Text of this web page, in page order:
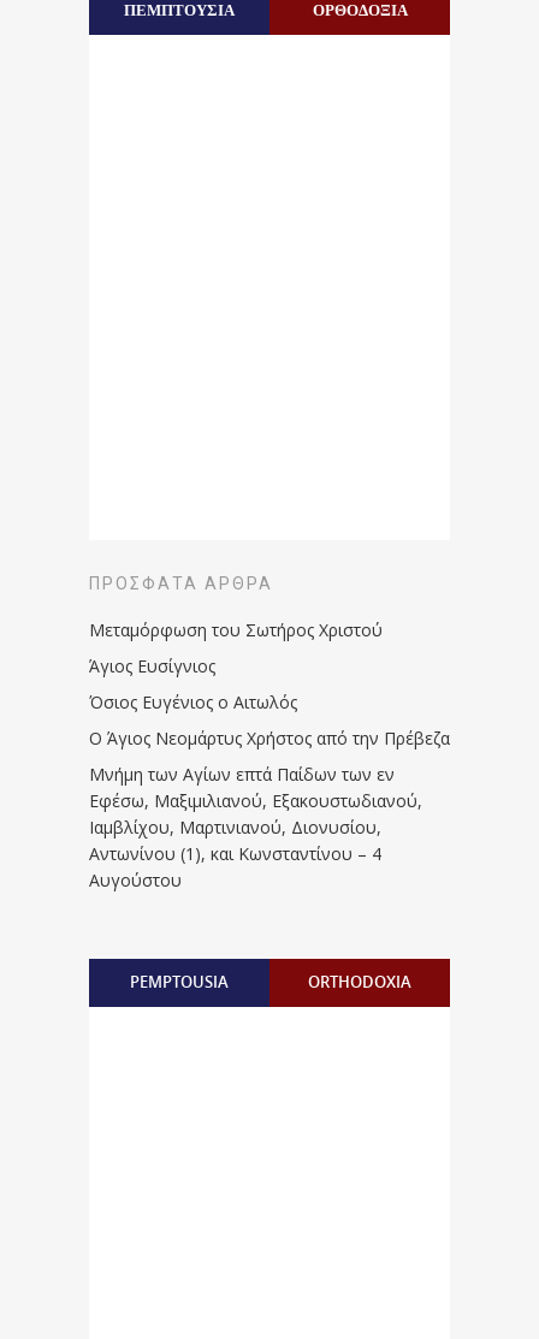
ΠΕΜΠΤΟΥΣΙΑ ΟΡΘΟΔΟΞΙΑ
ΠΡΌΣΦΑΤΑ ΆΡΘΡΑ
Μεταμόρφωση του Σωτήρος Χριστού
Άγιος Ευσίγνιος
Όσιος Ευγένιος ο Αιτωλός
Ο Άγιος Νεομάρτυς Χρήστος από την Πρέβεζα
Μνήμη των Aγίων επτά Παίδων των εν
Eφέσω, Mαξιμιλιανού, Eξακουστωδιανού,
Iαμβλίχου, Mαρτινιανού, Διονυσίου,
Aντωνίνου (1), και Kωνσταντίνου – 4
Αυγούστου
PEMPTOUSIA ORTHODOXIA